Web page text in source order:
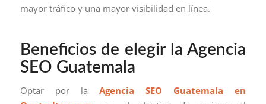
mayor tráfico y una mayor visibilidad en línea.
Beneficios de elegir la Agencia
SEO Guatemala
Optar por la Agencia SEO Guatemala en